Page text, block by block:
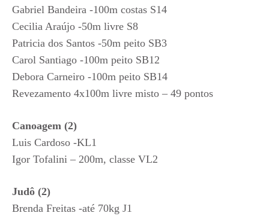
Gabriel Bandeira -100m costas S14
Cecilia Araújo -50m livre S8
Patricia dos Santos -50m peito SB3
Carol Santiago -100m peito SB12
Debora Carneiro -100m peito SB14
Revezamento 4x100m livre misto – 49 pontos
Canoagem (2)
Luis Cardoso -KL1
Igor Tofalini – 200m, classe VL2
Judô (2)
Brenda Freitas -até 70kg J1